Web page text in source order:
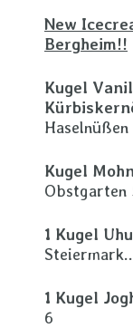
New
Bergheim!!
Kugel
Haselnüßen
Kugel
Obstgarten
1 Kugel
1 Kugel
6